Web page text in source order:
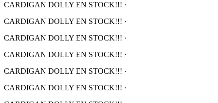
CARDIGAN DOLLY EN STOCK!!! ·
CARDIGAN DOLLY EN STOCK!!! ·
CARDIGAN DOLLY EN STOCK!!! ·
CARDIGAN DOLLY EN STOCK!!! ·
CARDIGAN DOLLY EN STOCK!!! ·
CARDIGAN DOLLY EN STOCK!!! ·